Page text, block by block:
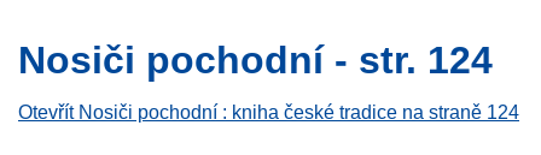
Nosiči pochodní - str. 124
Otevřít Nosiči pochodní : kniha české tradice na straně 124